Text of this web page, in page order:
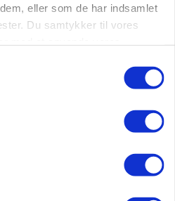
eller som de har indsamlet
Du samtykker til vores
gødskningslov: Sådan
fra 2027